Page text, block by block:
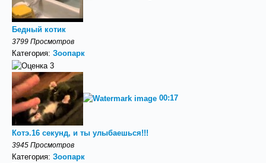
Бедный котик
3799 Просмотров
Категория: Зоопарк
00:17
Котэ.16 секунд, и ты улыбаешься!!!
3945 Просмотров
Категория: Зоопарк